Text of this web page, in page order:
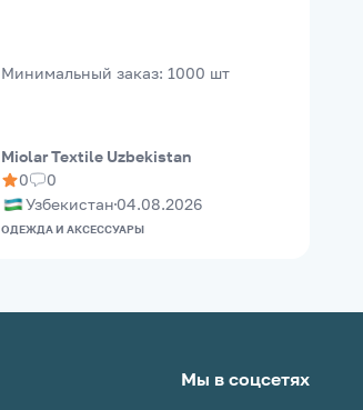
Минимальный заказ: 1000 шт
Miolar Textile Uzbekistan
0
0
Узбекистан 04.08.2026
ОДЕЖДА И АКСЕССУАРЫ
Мы в соцсетях